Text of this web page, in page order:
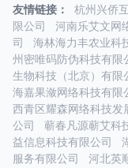
友情链接： 杭州兴侨
限公司
河南乐艾文网
司
海林海力丰农业科
州密唯码防伪科技有限
生物科技（北京）有限
海嘉果潋网络科技有限
西青区耀森网络科技发
公司
蕲春凡源蕲艾科
益信息科技有限公司
服务有限公司
河北英